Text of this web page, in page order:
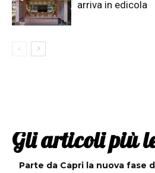
arriva in edicola
Gli articoli più
Parte da Capri la nuova fase